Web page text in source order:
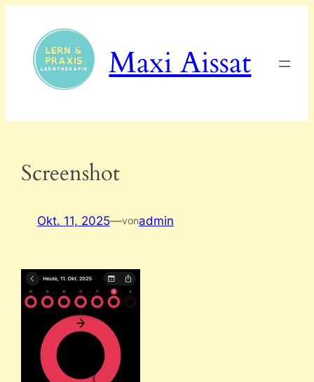
springen
Maxi Aissat
Screenshot
Okt. 11, 2025—vonadmin